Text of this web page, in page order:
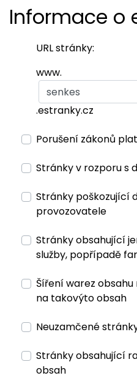
Informace o
URL stránky:
www.
.estranky.cz
Porušení zákonů
Stránky v rozporu s
Stránky poškozující
provozovatele
Stránky obsahující
služby, popřípadě
Šíření warez
na takovýto obsah
Neuzamčené
Stránky obsahující
obsah